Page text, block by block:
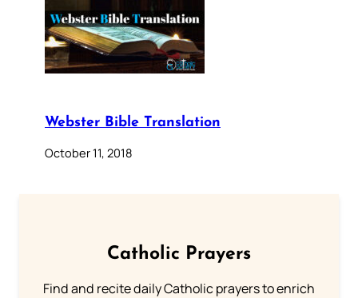
Webster Bible Translation
October 11, 2018
Catholic Prayers
Find and recite daily Catholic prayers to enrich